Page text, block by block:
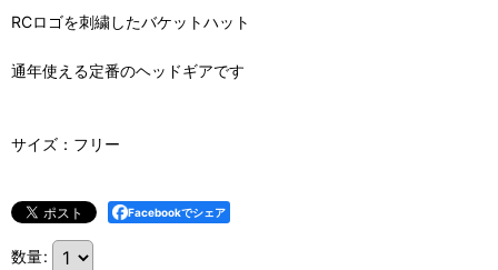
RCロゴを刺繍したバケットハット
通年使える定番のヘッドギアです
サイズ：フリー
Facebookでシェア
数量: